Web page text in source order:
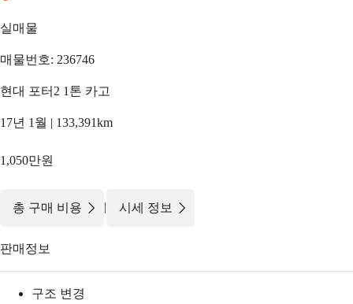
실매물
매물번호: 236746
현대 포터2 1톤 카고
17년 1월 | 133,391km
1,050만원
총 구매 비용 | 시세 정보
판매정보
구조 변경